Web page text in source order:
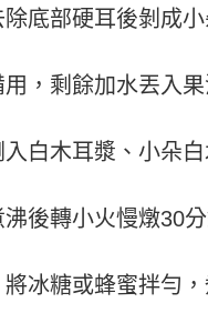
底部硬耳後剝成小
，剩餘加水丟入果
白木耳漿、小朵
後轉小火慢燉30
冰糖或蜂蜜拌勻，